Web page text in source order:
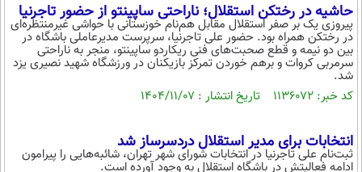
حاشیه در رختکن استقلال؛ ناراحتی ساپینتو از حضور تاجرنیا
پیروزی یک بر صفر استقلال مقابل هم‌نام خوزستانی با حواشی غیرمنتظره‌ای
در رختکن همراه بود. حضور علی تاجرنیا، سرپرست مدیرعاملی باشگاه در
بین دو نیمه و قطع صحبت‌های فنی ریکاردو ساپینتو، منجر به ناراحتی
سرمربی کروات و برهم خوردن تمرکز بازیکنان در ورزشگاه شهید نصیری یزد
شد.
کد خبر: ۱۱۳۶۰۷۲ تاریخ انتشار : ۱۴۰۴/۱۱/۰۷
انتخابات برای مدیر استقلال دردسرساز شد
ثبت‌نام علی تاجرنیا در انتخابات شورای شهر تهران، شائبه‌هایی را پیرامون
ادامه فعالیتش در باشگاه استقلال به وجود آورده است.